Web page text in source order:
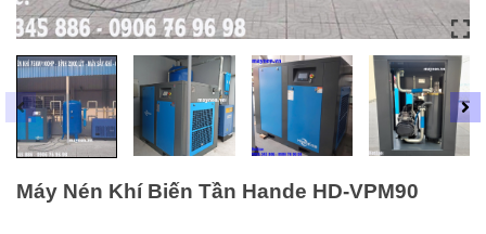
Máy Nén Khí Biến Tần Hande HD-VPM90